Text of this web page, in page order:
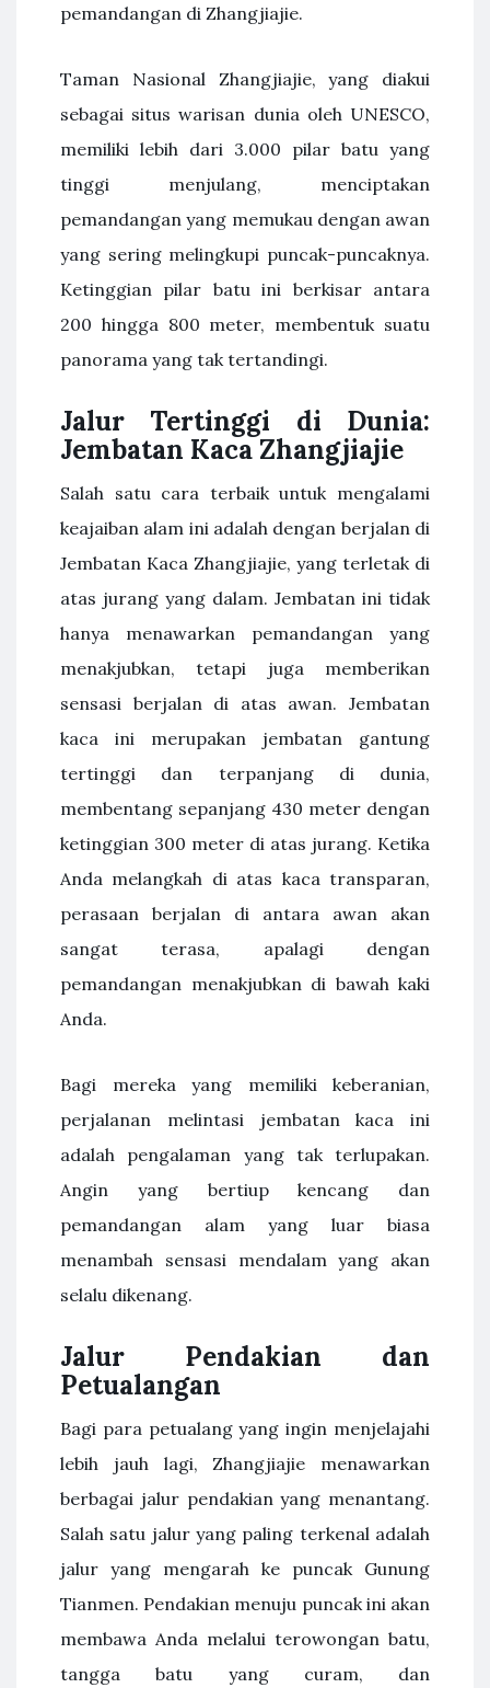
pemandangan di Zhangjiajie.
Taman Nasional Zhangjiajie, yang diakui
sebagai situs warisan dunia oleh UNESCO,
memiliki lebih dari 3.000 pilar batu yang
tinggi menjulang, menciptakan
pemandangan yang memukau dengan awan
yang sering melingkupi puncak-puncaknya.
Ketinggian pilar batu ini berkisar antara
200 hingga 800 meter, membentuk suatu
panorama yang tak tertandingi.
Jalur Tertinggi di Dunia:
Jembatan Kaca Zhangjiajie
Salah satu cara terbaik untuk mengalami
keajaiban alam ini adalah dengan berjalan di
Jembatan Kaca Zhangjiajie, yang terletak di
atas jurang yang dalam. Jembatan ini tidak
hanya menawarkan pemandangan yang
menakjubkan, tetapi juga memberikan
sensasi berjalan di atas awan. Jembatan
kaca ini merupakan jembatan gantung
tertinggi dan terpanjang di dunia,
membentang sepanjang 430 meter dengan
ketinggian 300 meter di atas jurang. Ketika
Anda melangkah di atas kaca transparan,
perasaan berjalan di antara awan akan
sangat terasa, apalagi dengan
pemandangan menakjubkan di bawah kaki
Anda.
Bagi mereka yang memiliki keberanian,
perjalanan melintasi jembatan kaca ini
adalah pengalaman yang tak terlupakan.
Angin yang bertiup kencang dan
pemandangan alam yang luar biasa
menambah sensasi mendalam yang akan
selalu dikenang.
Jalur Pendakian dan
Petualangan
Bagi para petualang yang ingin menjelajahi
lebih jauh lagi, Zhangjiajie menawarkan
berbagai jalur pendakian yang menantang.
Salah satu jalur yang paling terkenal adalah
jalur yang mengarah ke puncak Gunung
Tianmen. Pendakian menuju puncak ini akan
membawa Anda melalui terowongan batu,
tangga batu yang curam, dan